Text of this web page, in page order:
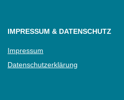
IMPRESSUM & DATENSCHUTZ
Impressum
Datenschutzerklärung